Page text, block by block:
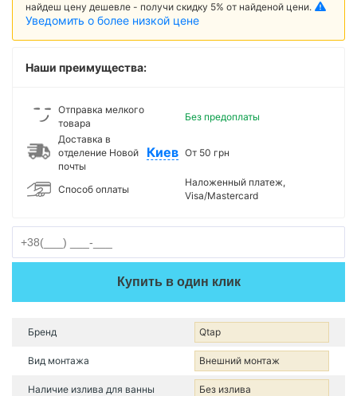
найдеш цену дешевле - получи скидку 5% от найденой цени.
Уведомить о более низкой цене
Наши преимущества:
Отправка мелкого
товара
Без предоплаты
Доставка в
отделение Новой
почты
Киев От 50 грн
Способ оплаты
Наложенный платеж,
Visa/Mastercard
Купить в один клик
Бренд Qtap
Вид монтажа Внешний монтаж
Наличие излива для ванны Без излива